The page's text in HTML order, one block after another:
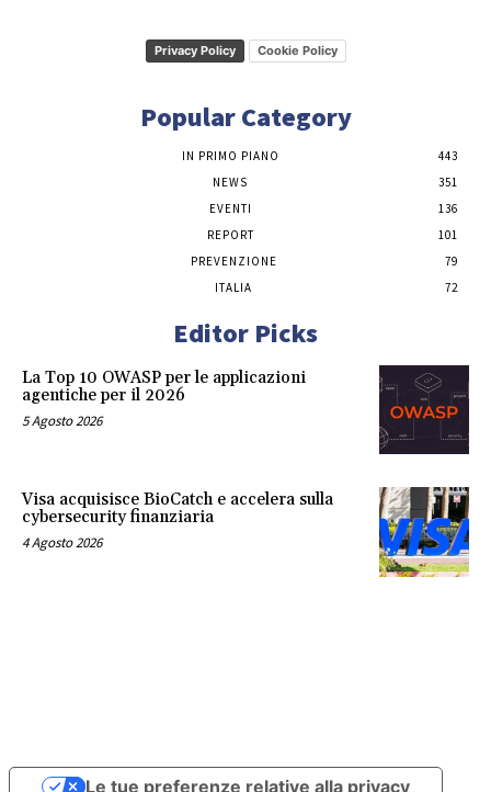
Privacy Policy Cookie Policy
Popular Category
IN PRIMO PIANO
443
NEWS
351
EVENTI
136
REPORT
101
PREVENZIONE
79
ITALIA
72
Editor Picks
La Top 10 OWASP per le applicazioni
agentiche per il 2026
5 Agosto 2026
Visa acquisisce BioCatch e accelera sulla
cybersecurity finanziaria
4 Agosto 2026
Le tue preferenze relative alla privacy